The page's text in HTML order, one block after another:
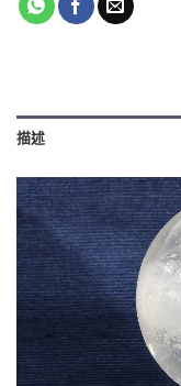
描述
視
訊
播
放
器